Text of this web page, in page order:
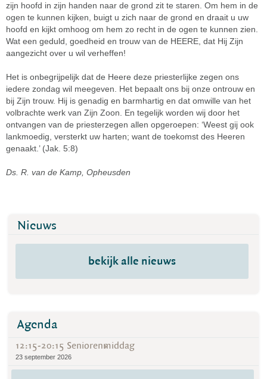
zijn hoofd in zijn handen naar de grond zit te staren. Om hem in de
ogen te kunnen kijken, buigt u zich naar de grond en draait u uw
hoofd en kijkt omhoog om hem zo recht in de ogen te kunnen zien.
Wat een geduld, goedheid en trouw van de HEERE, dat Hij Zijn
aangezicht over u wil verheffen!
Het is onbegrijpelijk dat de Heere deze priesterlijke zegen ons
iedere zondag wil meegeven. Het bepaalt ons bij onze ontrouw en
bij Zijn trouw. Hij is genadig en barmhartig en dat omwille van het
volbrachte werk van Zijn Zoon. En tegelijk worden wij door het
ontvangen van de priesterzegen allen opgeroepen: ‘Weest gij ook
lankmoedig, versterkt uw harten; want de toekomst des Heeren
genaakt.’ (Jak. 5:8)
Ds. R. van de Kamp, Opheusden
Nieuws
bekijk alle nieuws
Agenda
12:15-20:15 Seniorenmiddag
23 september 2026